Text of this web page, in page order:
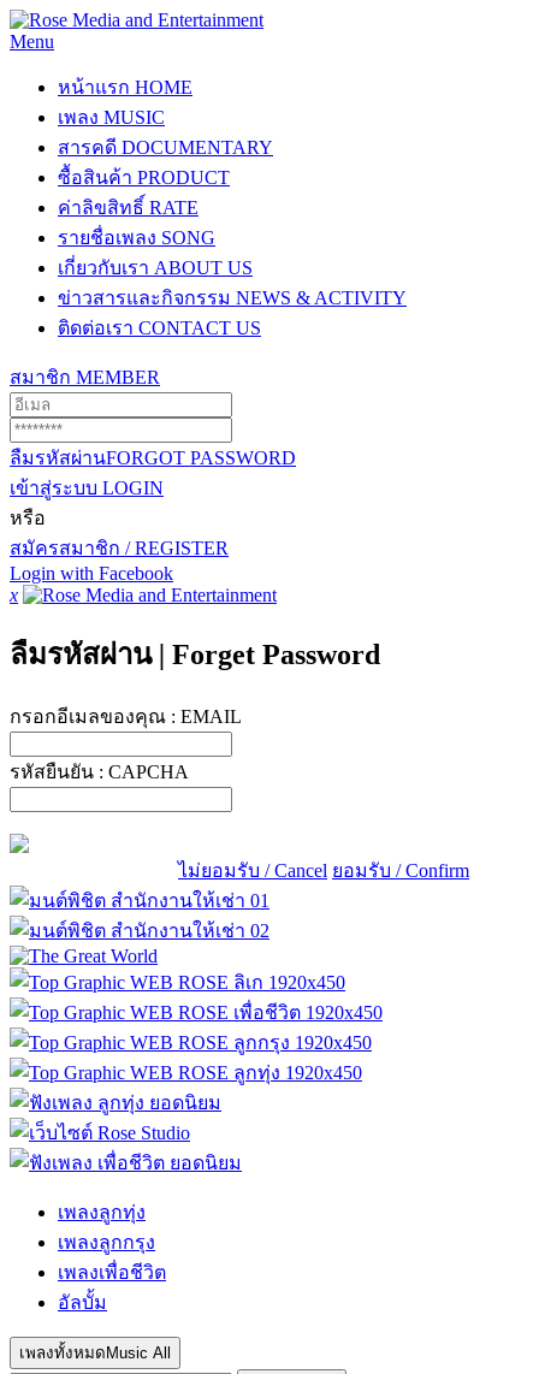
Menu
หน้าแรก HOME
เพลง MUSIC
สารคดี DOCUMENTARY
ซื้อสินค้า PRODUCT
ค่าลิขสิทธิ์ RATE
รายชื่อเพลง SONG
เกี่ยวกับเรา ABOUT US
ข่าวสารและกิจกรรม NEWS & ACTIVITY
ติดต่อเรา CONTACT US
สมาชิก MEMBER
ลืมรหัสผ่านFORGOT PASSWORD
เข้าสู่ระบบ LOGIN
หรือ
สมัครสมาชิก / REGISTER
Login with Facebook
x
ลืมรหัสผ่าน | Forget Password
กรอกอีเมลของคุณ : EMAIL
รหัสยืนยัน : CAPCHA
ไม่ยอมรับ / Cancel ยอมรับ / Confirm
เพลงลูกทุ่ง
เพลงลูกกรุง
เพลงเพื่อชีวิต
อัลบั้ม
เพลงทั้งหมด Music All